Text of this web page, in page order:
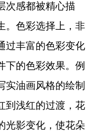
次感都被精心描
。色彩选择上，非
过丰富的色彩变化
下的色彩效果。例
实油画风格的绘制
到浅红的过渡，花
光影变化，使花朵